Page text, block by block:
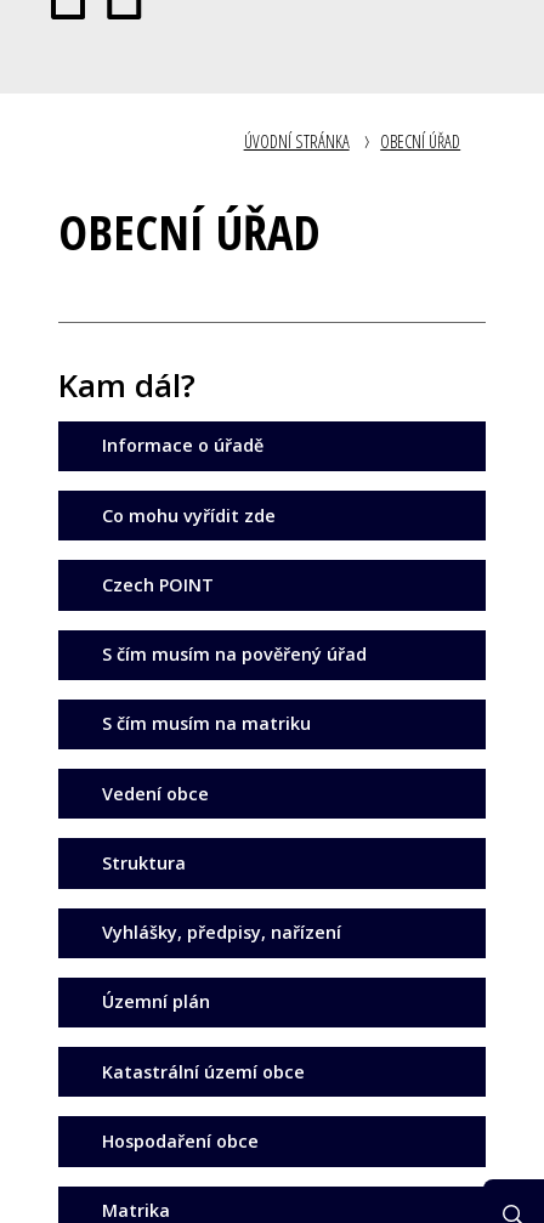
ÚVODNÍ STRÁNKA OBECNÍ ÚŘAD
OBECNÍ ÚŘAD
Kam dál?
Informace o úřadě
Co mohu vyřídit zde
Czech POINT
S čím musím na pověřený úřad
S čím musím na matriku
Vedení obce
Struktura
Vyhlášky, předpisy, nařízení
Územní plán
Katastrální území obce
Hospodaření obce
Matrika